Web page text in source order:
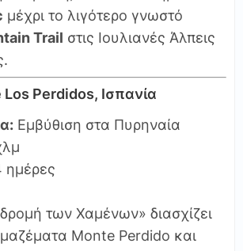
μέχρι το λιγότερο γνωστό
Trail στις Ιουλιανές Άλπεις
Los Perdidos, Ισπανία
Εμβύθιση στα Πυρηναία
ημέρες
των Χαμένων» διασχίζει
Monte Perdido και